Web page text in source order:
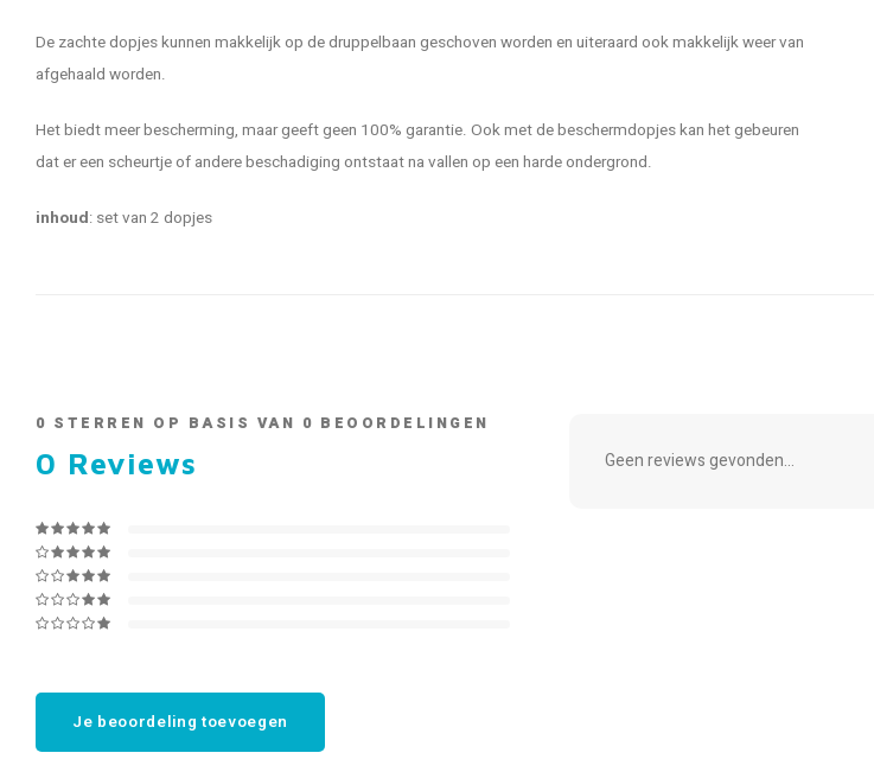
De zachte dopjes kunnen makkelijk op de druppelbaan geschoven worden en uiteraard ook makkelijk weer van
afgehaald worden.
Het biedt meer bescherming, maar geeft geen 100% garantie. Ook met de beschermdopjes kan het gebeuren
dat er een scheurtje of andere beschadiging ontstaat na vallen op een harde ondergrond.
inhoud: set van 2 dopjes
0 STERREN OP BASIS VAN 0 BEOORDELINGEN
0 Reviews
Je beoordeling toevoegen
Geen reviews gevonden...